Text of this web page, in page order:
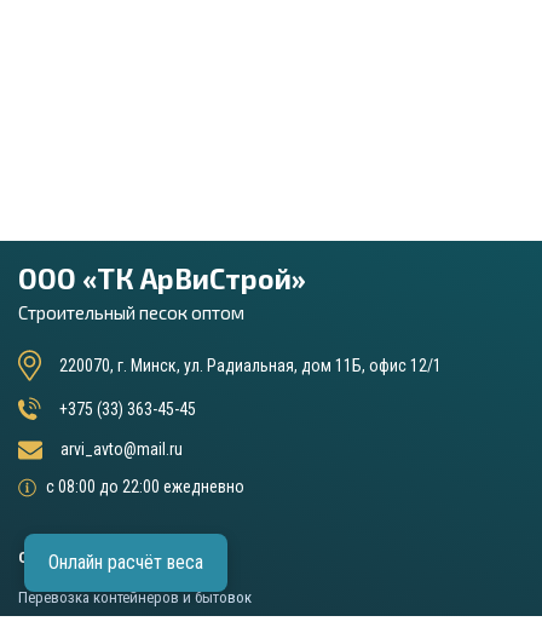
ООО «ТК АрВиСтрой»
Строительный песок оптом
220070, г. Минск, ул. Радиальная, дом 11Б, офис 12/1
+375 (33) 363-45-45
arvi_avto@mail.ru
с 08:00 до 22:00 ежедневно
ОСНОВНЫЕ УСЛУГИ
Перевозка контейнеров и бытовок
Онлайн расчёт веса